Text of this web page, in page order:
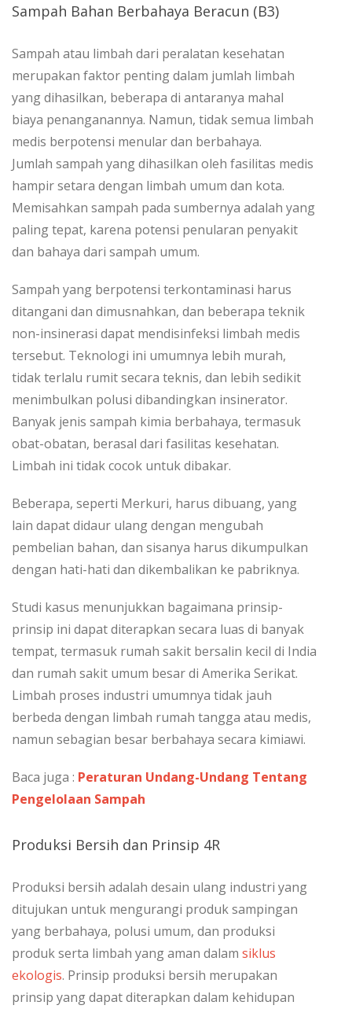
Sampah Bahan Berbahaya Beracun (B3)
Sampah atau limbah dari peralatan kesehatan
merupakan faktor penting dalam jumlah limbah
yang dihasilkan, beberapa di antaranya mahal
biaya penanganannya. Namun, tidak semua limbah
medis berpotensi menular dan berbahaya.
Jumlah sampah yang dihasilkan oleh fasilitas medis
hampir setara dengan limbah umum dan kota.
Memisahkan sampah pada sumbernya adalah yang
paling tepat, karena potensi penularan penyakit
dan bahaya dari sampah umum.
Sampah yang berpotensi terkontaminasi harus
ditangani dan dimusnahkan, dan beberapa teknik
non-insinerasi dapat mendisinfeksi limbah medis
tersebut. Teknologi ini umumnya lebih murah,
tidak terlalu rumit secara teknis, dan lebih sedikit
menimbulkan polusi dibandingkan insinerator.
Banyak jenis sampah kimia berbahaya, termasuk
obat-obatan, berasal dari fasilitas kesehatan.
Limbah ini tidak cocok untuk dibakar.
Beberapa, seperti Merkuri, harus dibuang, yang
lain dapat didaur ulang dengan mengubah
pembelian bahan, dan sisanya harus dikumpulkan
dengan hati-hati dan dikembalikan ke pabriknya.
Studi kasus menunjukkan bagaimana prinsip-
prinsip ini dapat diterapkan secara luas di banyak
tempat, termasuk rumah sakit bersalin kecil di India
dan rumah sakit umum besar di Amerika Serikat.
Limbah proses industri umumnya tidak jauh
berbeda dengan limbah rumah tangga atau medis,
namun sebagian besar berbahaya secara kimiawi.
Baca juga : Peraturan Undang-Undang Tentang
Pengelolaan Sampah
Produksi Bersih dan Prinsip 4R
Produksi bersih adalah desain ulang industri yang
ditujukan untuk mengurangi produk sampingan
yang berbahaya, polusi umum, dan produksi
produk serta limbah yang aman dalam siklus
ekologis. Prinsip produksi bersih merupakan
prinsip yang dapat diterapkan dalam kehidupan